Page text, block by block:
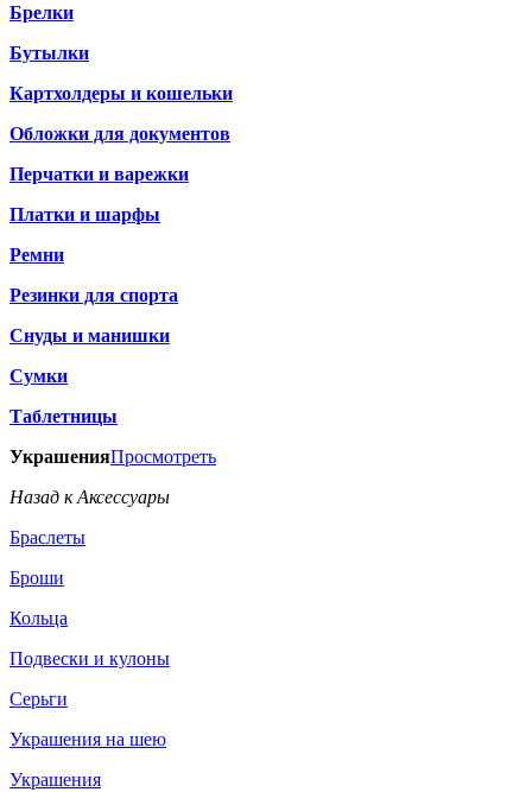
Брелки
Бутылки
Картхолдеры и кошельки
Обложки для документов
Перчатки и варежки
Платки и шарфы
Ремни
Резинки для спорта
Снуды и манишки
Сумки
Таблетницы
УкрашенияПросмотреть
Назад к Аксессуары
Браслеты
Броши
Кольца
Подвески и кулоны
Серьги
Украшения на шею
Украшения